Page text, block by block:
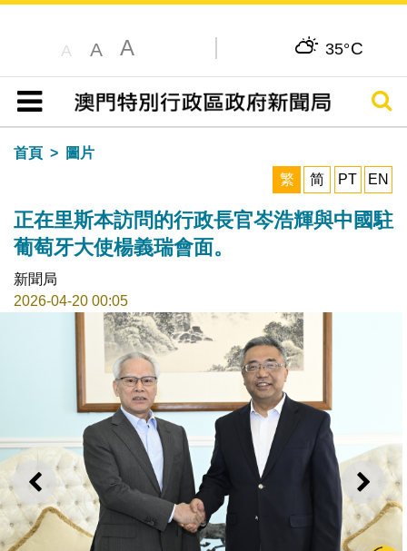
A A A 35°C
目錄
搜尋
首頁
圖片
繁
简 PT EN
正在里斯本訪問的行政長官岑浩輝與中國駐
葡萄牙大使楊義瑞會面。
新聞局
2026-04-20 00:05
上一則 下一